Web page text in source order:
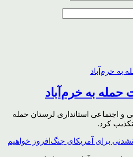
حمله به خرم‌آباد
و اجتماعی استانداری لرستان حمله
کرد.